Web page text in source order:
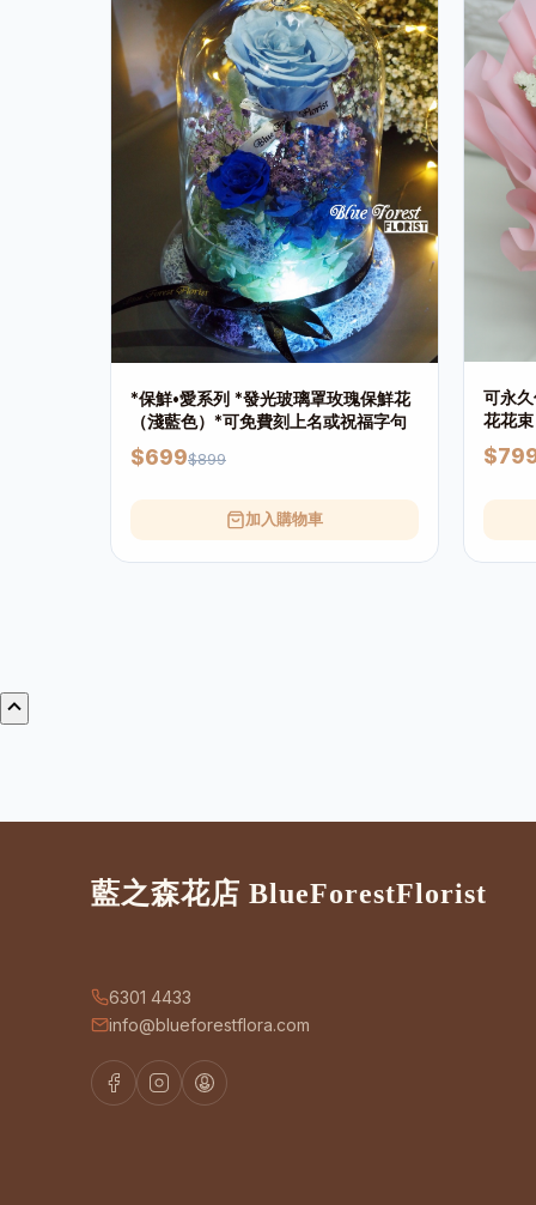
*保鮮•愛系列 *發光玻璃罩玫瑰保鮮花
（淺藍色）*可免費刻上名或祝福字句
$699$899
加入購物車
可永
花花
藍之森花店 BlueForestFlorist
6301 4433
info@blueforestflora.com